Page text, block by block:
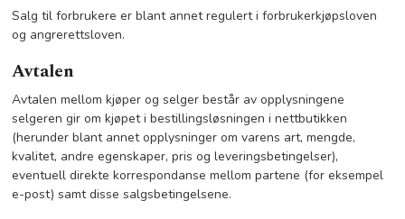
Salg til forbrukere er blant annet regulert i forbrukerkjøpsloven
og angrerettsloven.
Avtalen
Avtalen mellom kjøper og selger består av opplysningene
selgeren gir om kjøpet i bestillingsløsningen i nettbutikken
(herunder blant annet opplysninger om varens art, mengde,
kvalitet, andre egenskaper, pris og leveringsbetingelser),
eventuell direkte korrespondanse mellom partene (for eksempel
e-post) samt disse salgsbetingelsene.